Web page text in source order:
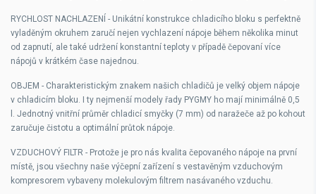
RYCHLOST NACHLAZENÍ - Unikátní konstrukce chladicího bloku s perfektně
vyladěným okruhem zaručí nejen vychlazení nápoje během několika minut
od zapnutí, ale také udržení konstantní teploty v případě čepovaní více
nápojů v krátkém čase najednou.
OBJEM - Charakteristickým znakem našich chladičů je velký objem nápoje
v chladicím bloku. I ty nejmenší modely řady PYGMY ho mají minimálně 0,5
l. Jednotný vnitřní průměr chladicí smyčky (7 mm) od naražeče až po kohout
zaručuje čistotu a optimální průtok nápoje.
VZDUCHOVÝ FILTR - Protože je pro nás kvalita čepovaného nápoje na první
místě, jsou všechny naše výčepní zařízení s vestavěným vzduchovým
kompresorem vybaveny molekulovým filtrem nasávaného vzduchu.